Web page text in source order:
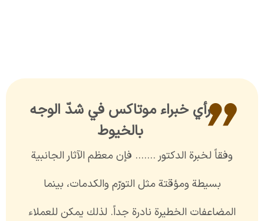
رأي خبراء موتاكس في شدّ الوجه
بالخيوط
وفقاً لخبرة الدكتور ……. فإن معظم الآثار الجانبية
بسيطة ومؤقتة مثل التورّم والكدمات، بينما
المضاعفات الخطيرة نادرة جداً. لذلك يمكن للعملاء